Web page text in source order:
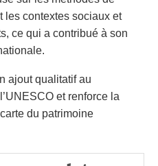
les contextes sociaux et
ce qui a contribué à son
ajout qualitatif au
et renforce la
du patrimoine